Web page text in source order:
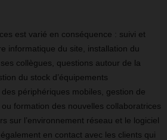
est varié en conséquence : suivi et
informatique du site, installation du
collègues, questions autour de la
du stock d’équipements
périphériques mobiles, gestion de
ou formation des nouvelles collaboratrices
sur l’environnement réseau et le logiciel
en contact avec les clients qui